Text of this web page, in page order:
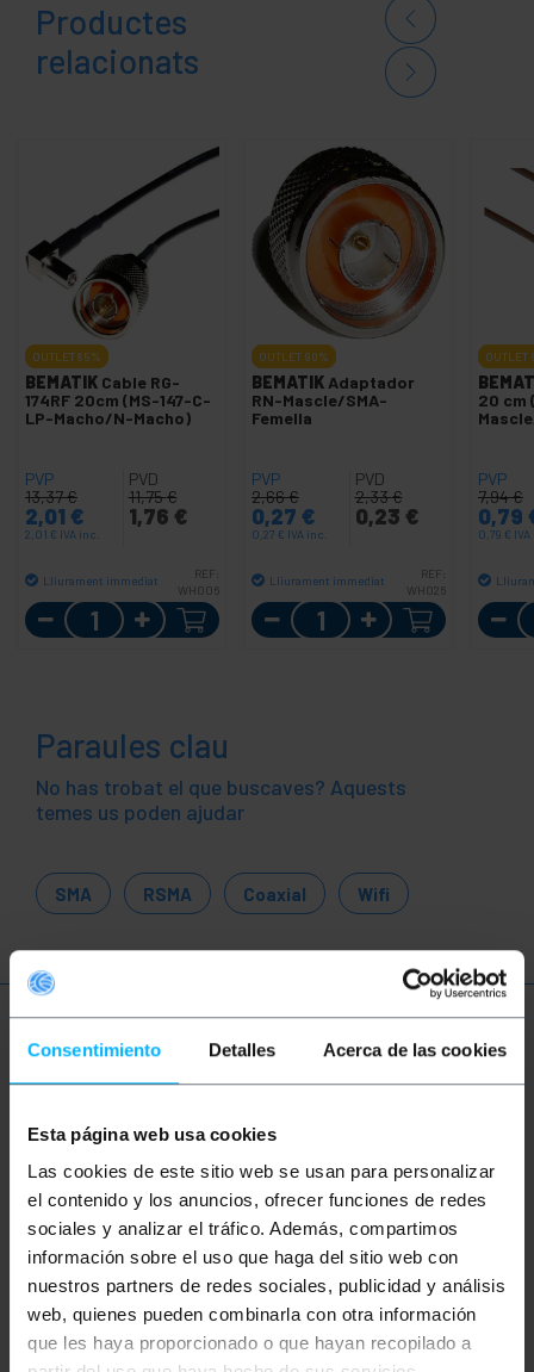
Consentimiento Detalles Acerca de las cookies
Esta página web usa cookies
Las cookies de este sitio web se usan para personalizar
el contenido y los anuncios, ofrecer funciones de redes
sociales y analizar el tráfico. Además, compartimos
información sobre el uso que haga del sitio web con
nuestros partners de redes sociales, publicidad y análisis
web, quienes pueden combinarla con otra información
que les haya proporcionado o que hayan recopilado a
Productes
relacionats
OUTLET85%
BEMATIK Cable RG-
174RF 20cm (MS-147-C-
LP-Macho/N-Macho)
PVP
13,37€
2,01 €
2,01 € IVA inc.
PVD
11,75€
1,76 €
Lliurament immediat
REF:
WH006
Quantitat
OUTLET 90%
BEMATIK Adaptador
RN-Mascle/SMA-
Femella
PVP
2,66€
0,27 €
0,27 € IVA inc.
PVD
2,33€
0,23 €
Lliurament immediat
REF:
WH026
Quantitat
OUTLET
20 cm
PVP
7,94€
0,79
0,79 €
Paraules clau
No has trobat el que buscaves? Aquests
temes us poden ajudar
SMA RSMA Coaxial Wifi
Més informació
Descripció
Adaptador Lucent MC-mascle és un dispositiu ideal
per connectar punts d'accés amb connexió wireless
802.11. Està format per dos connectors coaxials, un
amb un extrem MC-mascle i un altre amb un extrem
N-femella, que permeten connectar les antenes i el
cablejat. Això permet als usuaris accedir a la xarxa i
connectar dispositius de manera senzilla i eficient.
L'adaptador Lucent és una solució d'alt rendiment
per a una connexió sense fil 802.11, amb una